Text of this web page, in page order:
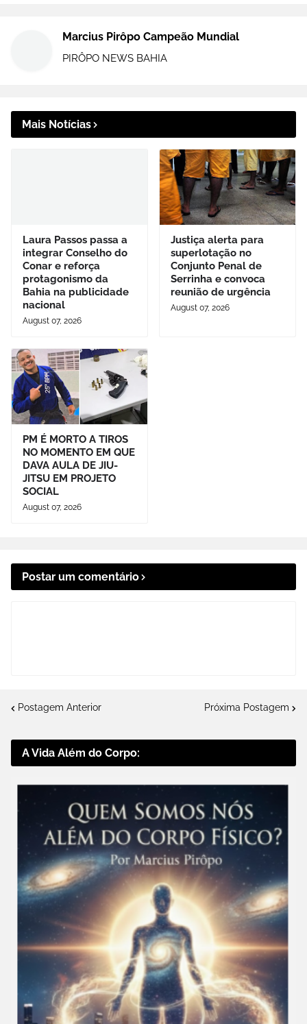
Marcius Pirôpo Campeão Mundial
PIRÔPO NEWS BAHIA
Mais Notícias
Laura Passos passa a
integrar Conselho do
Conar e reforça
protagonismo da
Bahia na publicidade
nacional
August 07, 2026
Justiça alerta para
superlotação no
Conjunto Penal de
Serrinha e convoca
reunião de urgência
August 07, 2026
PM É MORTO A TIROS
NO MOMENTO EM QUE
DAVA AULA DE JIU-
JITSU EM PROJETO
SOCIAL
August 07, 2026
Postar um comentário
Postagem Anterior Próxima Postagem
A Vida Além do Corpo: